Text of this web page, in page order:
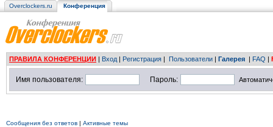
Overclockers.ru Конференция
ПРАВИЛА КОНФЕРЕНЦИИ | Вход | Регистрация | Пользователи | Галерея | FAQ |
Имя пользователя: Пароль:
Сообщения без ответов | Активные темы